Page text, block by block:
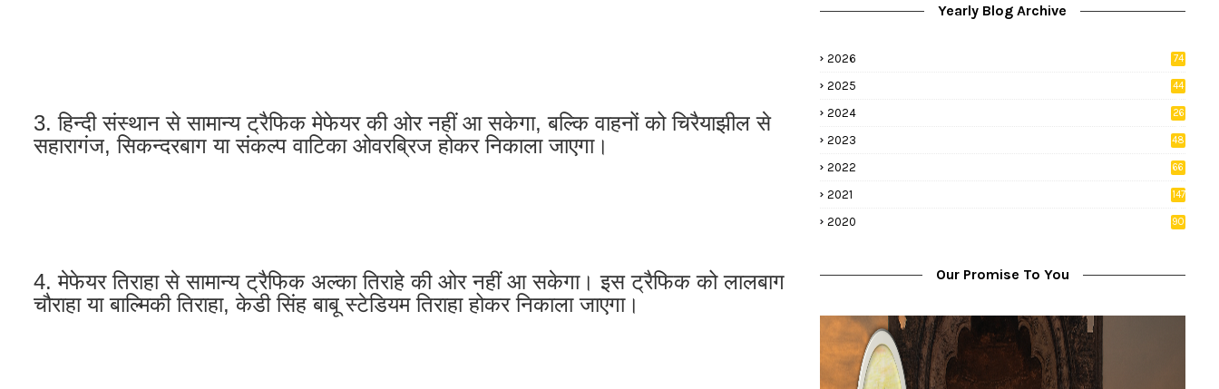
3. हिन्दी संस्थान से सामान्य ट्रैफिक मेफेयर की ओर नहीं आ सकेगा, बल्कि वाहनों को चिरैयाझील से
सहारागंज, सिकन्दरबाग या संकल्प वाटिका ओवरब्रिज होकर निकाला जाएगा।
4. मेफेयर तिराहा से सामान्य ट्रैफिक अल्का तिराहे की ओर नहीं आ सकेगा। इस ट्रैफिक को लालबाग
चौराहा या बाल्मिकी तिराहा, केडी सिंह बाबू स्टेडियम तिराहा होकर निकाला जाएगा।
Yearly Blog Archive
2026
74
2025
44
2024
26
2023 48
2022
66
2021
147
2020
90
Our Promise To You